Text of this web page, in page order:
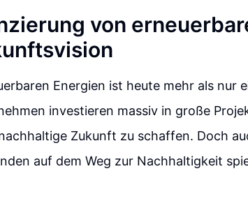
von
Energien ist heute mehr als nur
investieren massiv in große
Zukunft zu schaffen. Doch
auf dem Weg zur Nachhaltigkeit